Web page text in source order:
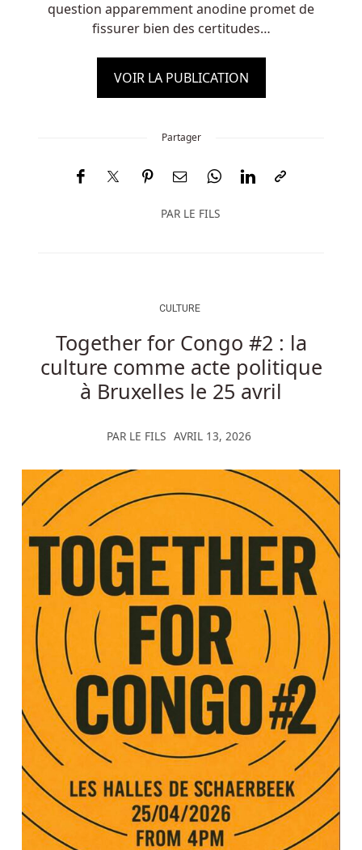
question apparemment anodine promet de
fissurer bien des certitudes…
VOIR LA PUBLICATION
Partager
PAR LE FILS
CULTURE
Together for Congo #2 : la
culture comme acte politique
à Bruxelles le 25 avril
PAR LE FILS AVRIL 13, 2026